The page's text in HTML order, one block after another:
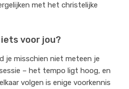
met het christelijke
voor jou?
je misschien niet meteen je
– het tempo ligt hoog, en
volgen is enige voorkennis